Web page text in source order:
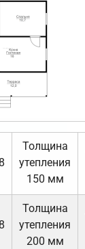
Толщина
утепления
150 мм
Толщина
утепления
200 мм